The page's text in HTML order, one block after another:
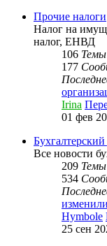
Прочие налоги
Налог на
налог, ЕНВД
106 Темы
177
Irina
01 фев
Бухгалтерский
Все новости
209 Темы
534
Hymbole
25 сен